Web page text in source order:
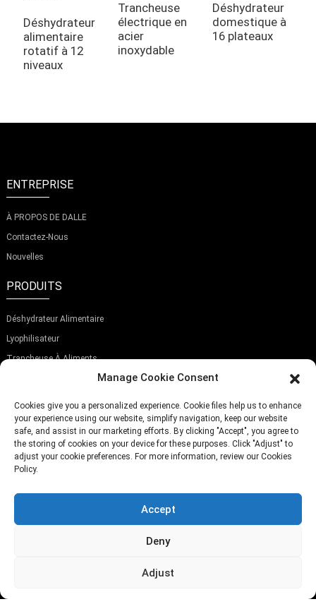
Déshydrateur
alimentaire
rotatif à 12
niveaux
Trancheuse
électrique en
acier
inoxydable
Déshydrateur
domestique à
16 plateaux
ENTREPRISE
À PROPOS DE DALLE
Contactez-Nous
Nouvelles
PRODUITS
Déshydrateur Alimentaire
Lyophilisateur
Trancheuse À Aliments
ABONNEZ-VOUS À NOTRE NEWSLETTER
Soumettre
Manage Cookie Consent
Cookies give you a personalized experience. Cookie files help us to enhance
your experience using our website, simplify navigation, keep our website
safe, and assist in our marketing efforts. By clicking "Accept", you agree to
the storing of cookies on your device for these purposes. Click "Adjust" to
adjust your cookie preferences. For more information, review our Cookies
Policy.
Accept
Deny
Adjust